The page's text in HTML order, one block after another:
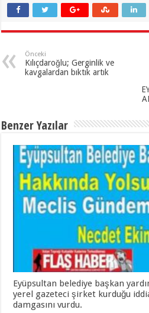
Önceki
Kılıçdaroğlu; Gerginlik ve
kavgalardan bıktık artık
Benzer Yazılar
Eyüpsultan belediye başkan
yerel gazeteci şirket kurduğu
damgasını vurdu.